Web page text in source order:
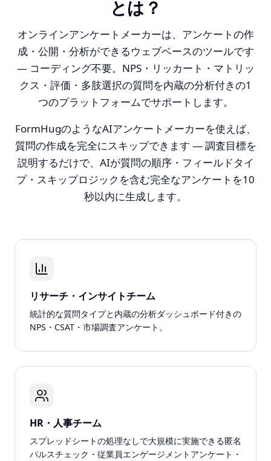
とは？
オンラインアンケートメーカーは、アンケートの作
成・公開・分析ができるウェブベースのツールです
— コーディング不要。NPS・リッカート・マトリッ
クス・評価・多肢選択の質問を内蔵の分析付きの1
つのプラットフォームでサポートします。
FormHugのようなAIアンケートメーカーを使えば、
質問の作成を完全にスキップできます — 調査目標を
説明するだけで、AIが質問の順序・フィールドタイ
プ・スキップロジックを含む完全なアンケートを10
秒以内に生成します。
リサーチ・インサイトチーム
統計的な質問タイプと内蔵の分析ダッシュボード付きの
NPS・CSAT・市場調査アンケート。
HR・人事チーム
スプレッドシートの処理なしで大規模に実施できる匿名
パルスチェック・従業員エンゲージメントアンケート・